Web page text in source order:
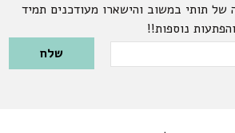
תותי במשוב והישארו מעודכנים תמיד
נוספות!!
Please